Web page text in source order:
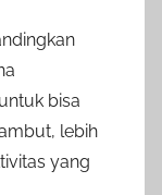
bisa
lebih
yang